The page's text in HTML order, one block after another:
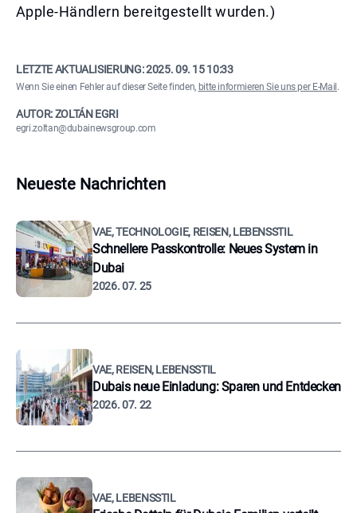
Apple-Händlern bereitgestellt wurden.)
LETZTE AKTUALISIERUNG:2025. 09. 15 10:33
Wenn Sie einen Fehler auf dieser Seite finden, bitte informieren Sie uns per E-Mail .
AUTOR: ZOLTÁN EGRI
egri.zoltan@dubainewsgroup.com
Neueste Nachrichten
VAE, TECHNOLOGIE, REISEN, LEBENSSTIL
Schnellere Passkontrolle: Neues System in
Dubai
2026. 07. 25
VAE, REISEN, LEBENSSTIL
Dubais neue Einladung: Sparen und Entdecken
2026. 07. 22
VAE, LEBENSSTIL